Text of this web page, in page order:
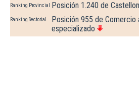
Ranking Provincial Posición 1.240 de Castellon
Ranking Sectorial
Posición 955 de Comercio
especializado